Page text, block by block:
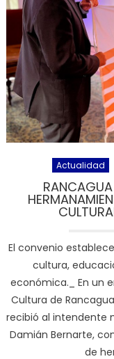
Actualidad
El convenio
cultura,
económica._ En un
Cultura de
recibió al intendente
Damián Bernarte,
de